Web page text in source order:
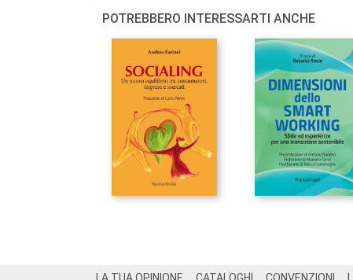
POTREBBERO INTERESSARTI ANCHE